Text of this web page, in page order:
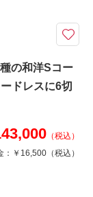
の和洋Sコー
ドレスに6切
（税込）
￥16,500 （税込）